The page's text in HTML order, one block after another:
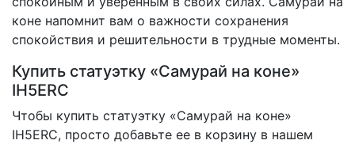
коне напомнит вам о важности сохранения
спокойствия и решительности в трудные моменты.
Купить статуэтку «Самурай на коне»
IH5ERC
Чтобы купить статуэтку «Самурай на коне»
IH5ERC, просто добавьте ее в корзину в нашем